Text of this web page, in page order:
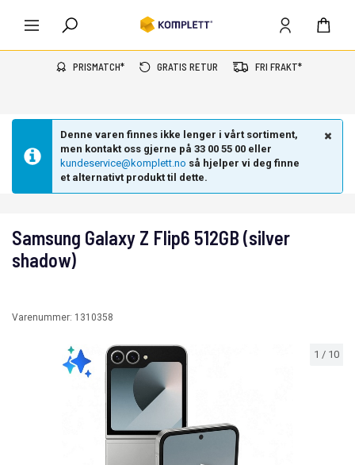
PRISMATCH* GRATIS RETUR FRI FRAKT*
Denne varen finnes ikke lenger i vårt sortiment,
men kontakt oss gjerne på 33 00 55 00 eller
kundeservice@komplett.no så hjelper vi deg finne
et alternativt produkt til dette.
1 / 10
Samsung Galaxy Z Flip6 512GB (silver
shadow)
Varenummer: 1310358